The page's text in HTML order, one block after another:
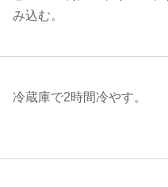
み込む。
冷蔵庫で2時間冷やす。